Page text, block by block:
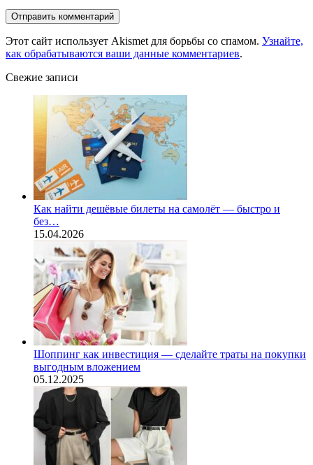
Этот сайт использует Akismet для борьбы со спамом. Узнайте,
как обрабатываются ваши данные комментариев.
Свежие записи
Как найти дешёвые билеты на самолёт — быстро и
без…
15.04.2026
Шоппинг как инвестиция — сделайте траты на покупки
выгодным вложением
05.12.2025